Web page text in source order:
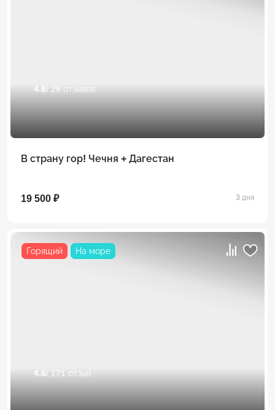
4.8/ 28 отзывов
В страну гор! Чечня + Дагестан
19 500 ₽ 3 дня
Горящий На море
4.6/ 171 отзыв